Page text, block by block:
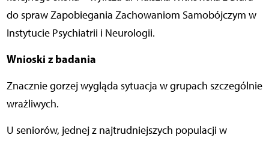
do spraw Zapobiegania Zachowaniom Samobójczym w
Instytucie Psychiatrii i Neurologii.
Wnioski z badania
Znacznie gorzej wygląda sytuacja w grupach szczególnie
wrażliwych.
U seniorów, jednej z najtrudniejszych populacji w